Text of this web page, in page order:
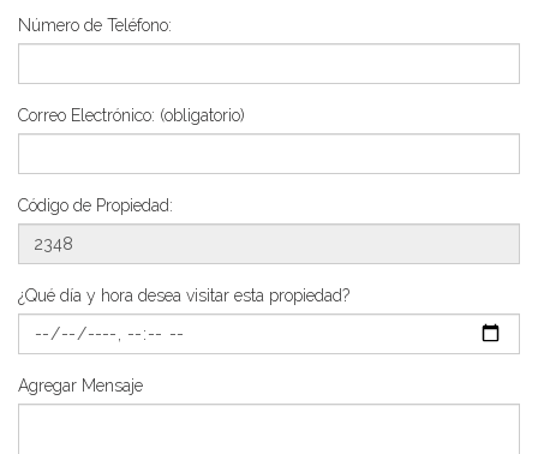
Número de Teléfono:
Correo Electrónico: (obligatorio)
Código de Propiedad:
¿Qué día y hora desea visitar esta propiedad?
Agregar Mensaje